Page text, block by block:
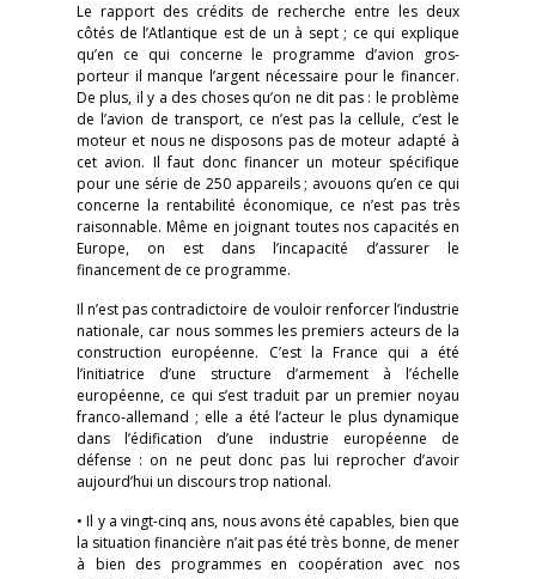
Le rapport des crédits de recherche entre les deux
côtés de l’Atlantique est de un à sept ; ce qui explique
qu’en ce qui concerne le programme d’avion gros-
porteur il manque l’argent nécessaire pour le financer.
De plus, il y a des choses qu’on ne dit pas : le problème
de l’avion de transport, ce n’est pas la cellule, c’est le
moteur et nous ne disposons pas de moteur adapté à
cet avion. Il faut donc financer un moteur spécifique
pour une série de 250 appareils ; avouons qu’en ce qui
concerne la rentabilité économique, ce n’est pas très
raisonnable. Même en joignant toutes nos capacités en
Europe, on est dans l’incapacité d’assurer le
financement de ce programme.
Il n’est pas contradictoire de vouloir renforcer l’industrie
nationale, car nous sommes les premiers acteurs de la
construction européenne. C’est la France qui a été
l’initiatrice d’une structure d’armement à l’échelle
européenne, ce qui s’est traduit par un premier noyau
franco-allemand ; elle a été l’acteur le plus dynamique
dans l’édification d’une industrie européenne de
défense : on ne peut donc pas lui reprocher d’avoir
aujourd’hui un discours trop national.
• Il y a vingt-cinq ans, nous avons été capables, bien que
la situation financière n’ait pas été très bonne, de mener
à bien des programmes en coopération avec nos